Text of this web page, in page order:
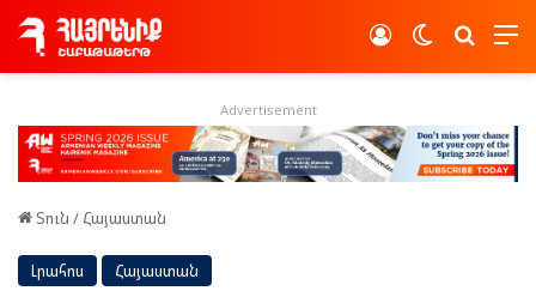
Switch skin
Log In
Advertisement
Տուն / Հայաստան
Լրահոս Հայաստան